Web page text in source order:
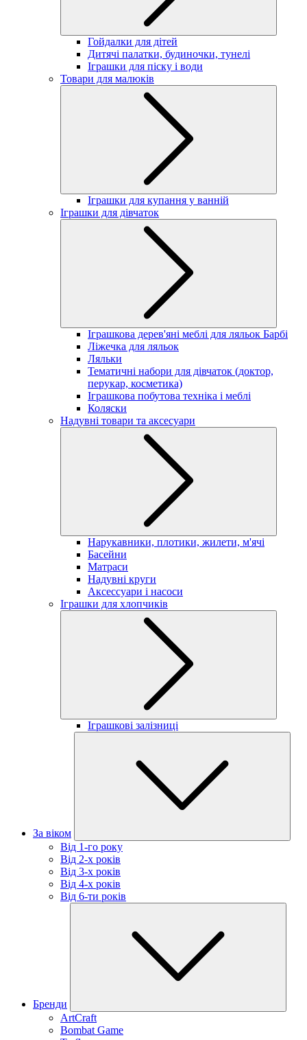
Гойдалки для дітей
Дитячі палатки, будиночки, тунелі
Іграшки для піску і води
Товари для малюків
Іграшки для купання у ванній
Іграшки для дівчаток
Іграшкова дерев'яні меблі для ляльок Барбі
Ліжечка для ляльок
Ляльки
Тематичні набори для дівчаток (доктор,
перукар, косметика)
Іграшкова побутова техніка і меблі
Коляски
Надувні товари та аксесуари
Нарукавники, плотики, жилети, м'ячі
Басейни
Матраси
Надувні круги
Аксессуари і насоси
Іграшки для хлопчиків
Іграшкові залізниці
За віком
Від 1-го року
Від 2-х років
Від 3-х років
Від 4-х років
Від 6-ти років
Бренди
ArtCraft
Bombat Game